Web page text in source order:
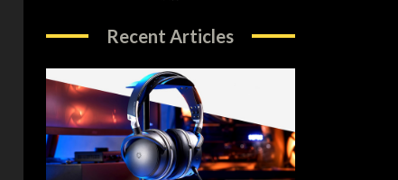
Recent Articles